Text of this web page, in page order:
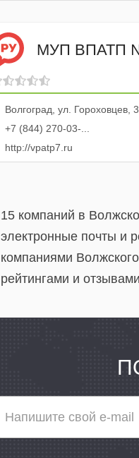
МУП ВПАТП
Волгоград, ул. Гороховцев, 3
+7 (844) 270-03-...
http://vpatp7.ru
15 компаний в
электронные почты и
компаниями
рейтингами и